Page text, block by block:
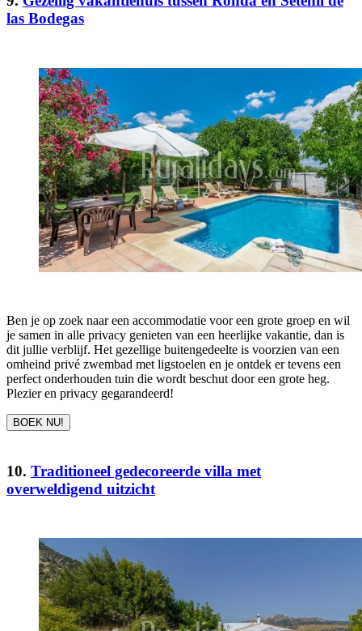
las Bodegas
Ben je op zoek naar een accommodatie voor een grote groep en wil
je samen in alle privacy genieten van een heerlijke vakantie, dan is
dit jullie verblijf. Het gezellige buitengedeelte is voorzien van een
omheind privé zwembad met ligstoelen en je ontdek er tevens een
perfect onderhouden tuin die wordt beschut door een grote heg.
Plezier en privacy gegarandeerd!
BOEK NU!
10. Traditioneel gedecoreerde villa met
overweldigend uitzicht